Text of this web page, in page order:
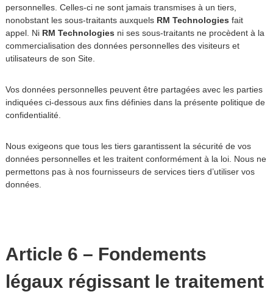
personnelles. Celles-ci ne sont jamais transmises à un tiers,
nonobstant les sous-traitants auxquels RM Technologies fait
appel. Ni RM Technologies ni ses sous-traitants ne procèdent à la
commercialisation des données personnelles des visiteurs et
utilisateurs de son Site.
Vos données personnelles peuvent être partagées avec les parties
indiquées ci-dessous aux fins définies dans la présente politique de
confidentialité.
Nous exigeons que tous les tiers garantissent la sécurité de vos
données personnelles et les traitent conformément à la loi. Nous ne
permettons pas à nos fournisseurs de services tiers d’utiliser vos
données.
Article 6 – Fondements
légaux régissant le traitement